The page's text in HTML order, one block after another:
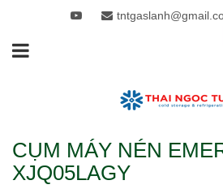
CỤM MÁY NÉN
XJQ05LAGY